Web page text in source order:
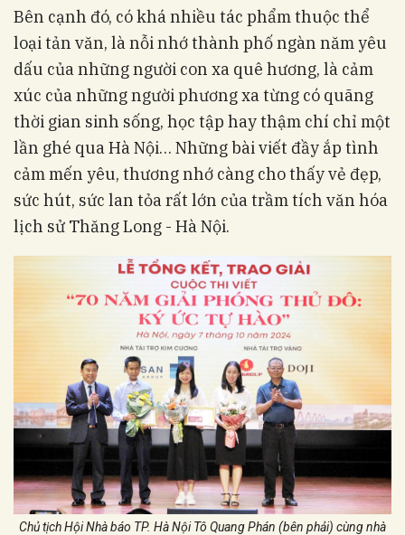
Bên cạnh đó, có khá nhiều tác phẩm thuộc thể
loại tản văn, là nỗi nhớ thành phố ngàn năm yêu
dấu của những người con xa quê hương, là cảm
xúc của những người phương xa từng có quãng
thời gian sinh sống, học tập hay thậm chí chỉ một
lần ghé qua Hà Nội… Những bài viết đầy ắp tình
cảm mến yêu, thương nhớ càng cho thấy vẻ đẹp,
sức hút, sức lan tỏa rất lớn của trầm tích văn hóa
lịch sử Thăng Long - Hà Nội.
Chủ tịch Hội Nhà báo TP. Hà Nội Tô Quang Phán (bên phải) cùng nhà